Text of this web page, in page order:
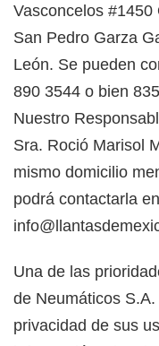
Vasconcelos
San Pedro Garza
León. Se pueden
890 3544 o bien
Nuestro
Sra. Roció Marisol
mismo domicilio
podrá contactarla
Una de las
de Neumáticos
privacidad de sus